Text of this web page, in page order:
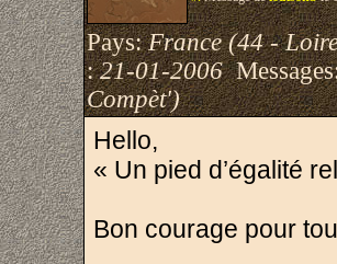
Pays:France (44 -
:21-01-2006
Compèt')
Hello,
« Un pied d’égalité
Bon courage pour